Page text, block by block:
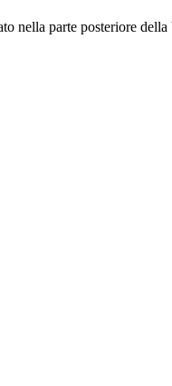
nella parte posteriore